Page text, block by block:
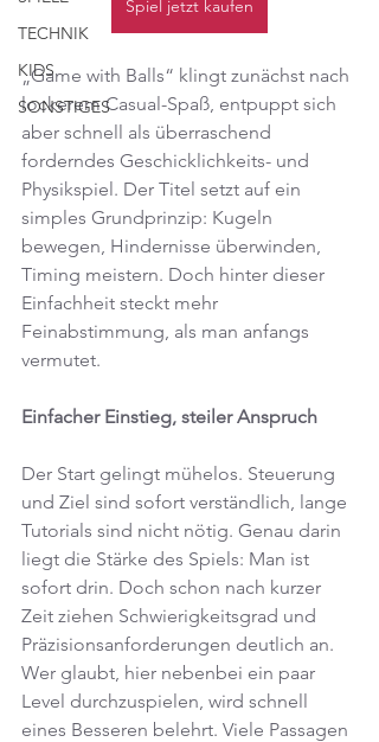
TECHNIK
KIDS
SONSTIGES
Spiel jetzt kaufen
„Game with Balls“ klingt zunächst nach
lockerem Casual-Spaß, entpuppt sich
aber schnell als überraschend
forderndes Geschicklichkeits- und
Physikspiel. Der Titel setzt auf ein
simples Grundprinzip: Kugeln
bewegen, Hindernisse überwinden,
Timing meistern. Doch hinter dieser
Einfachheit steckt mehr
Feinabstimmung, als man anfangs
vermutet.
Einfacher Einstieg, steiler Anspruch
Der Start gelingt mühelos. Steuerung
und Ziel sind sofort verständlich, lange
Tutorials sind nicht nötig. Genau darin
liegt die Stärke des Spiels: Man ist
sofort drin. Doch schon nach kurzer
Zeit ziehen Schwierigkeitsgrad und
Präzisionsanforderungen deutlich an.
Wer glaubt, hier nebenbei ein paar
Level durchzuspielen, wird schnell
eines Besseren belehrt. Viele Passagen